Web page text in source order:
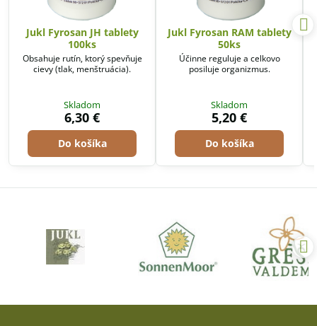
Jukl Fyrosan JH tablety
100ks
Obsahuje rutín, ktorý spevňuje
cievy (tlak, menštruácia).
Skladom
6,30 €
Do košíka
Jukl Fyrosan RAM tablety
50ks
Účinne reguluje a celkovo
posiluje organizmus.
Skladom
5,20 €
Do košíka